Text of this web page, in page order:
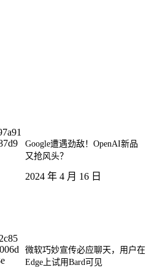
Google遭遇劲敌！OpenAI新品
又抢风头？
2024 年 4 月 16 日
微软巧妙宣传必应聊天，用户在
Edge上试用Bard可见